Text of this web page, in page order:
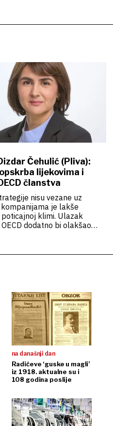
Čehulić (Pliva):
lijekovima i
članstva
nisu vezane uz
je lakše
klimi. Ulazak
dodatno bi olakšao
na današnji dan
Radićeve ‘guske u magli’
iz 1918. aktualne su i
108 godina poslije